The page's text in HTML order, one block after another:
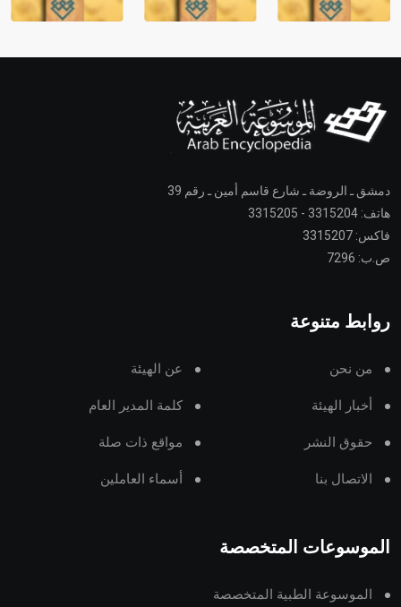
دمشق ـ الروضة ـ شارع قاسم أمين ـ رقم 39
هاتف: 3315204 - 3315205
فاكس: 3315207
ص.ب: 7296
روابط متنوعة
من نحن عن الهيئة
أخبار الهيئة كلمة المدير العام
حقوق النشر مواقع ذات صلة
الاتصال بنا أسماء العاملين
الموسوعات المتخصصة
الموسوعة الطبية المتخصصة